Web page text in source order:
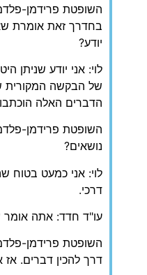
השופטת פרידמן-
בחדרך זאת אומרת
יודע?
לוי: אני יודע שניתן
של הבקשה המקורית
הדברים האלה
השופטת פרידמן-
נושאים?
לוי: אני כמעט בטוח
דרכי.
עו"ד חדד: אתה אומר
השופטת פרידמן-
דרך להכין דברים. אז